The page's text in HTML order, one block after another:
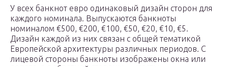
У всех банкнот евро одинаковый дизайн сторон для
каждого номинала. Выпускаются банкноты
номиналом €500, €200, €100, €50, €20, €10, €5.
Дизайн каждой из них связан с общей тематикой
Европейской архитектуры различных периодов. С
лицевой стороны банкноты изображены окна или